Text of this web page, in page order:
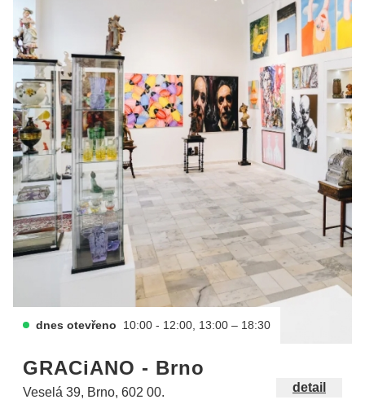
dnes otevřeno 10:00 - 12:00, 13:00 – 18:30
GRACiANO - Brno
Veselá 39, Brno, 602 00. detail